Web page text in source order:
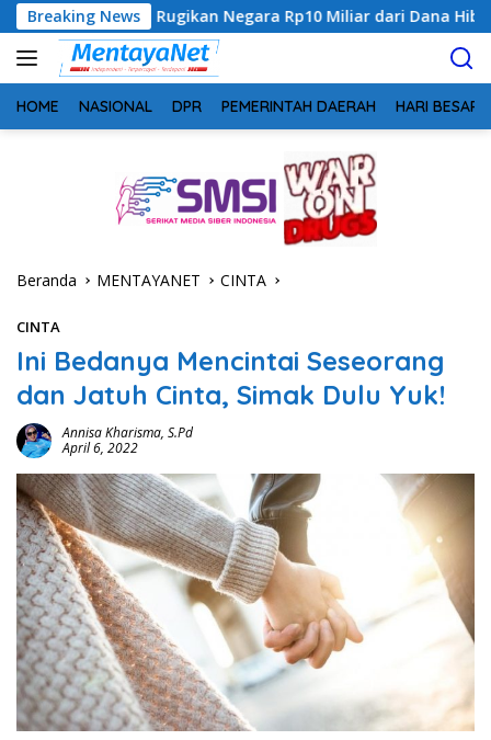
Langsung
ke
konten
Breaking News
Negara Rp10 Miliar dari Dana Hibah Rp40 Miliar
HOME NASIONAL DPR PEMERINTAH DAERAH HARI BESAR
Beranda MENTAYANET CINTA
CINTA
Ini Bedanya Mencintai Seseorang
dan Jatuh Cinta, Simak Dulu Yuk!
Annisa Kharisma, S.Pd
April 6, 2022